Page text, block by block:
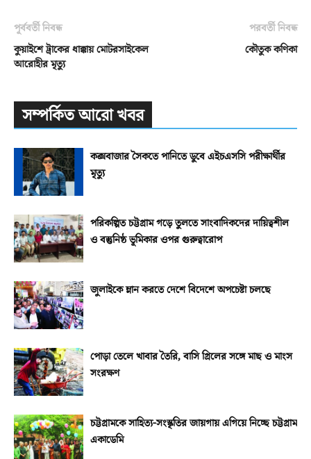
পূর্ববর্তী নিবন্ধ
কুয়াইশে ট্রাকের ধাক্কায় মোটরসাইকেল
আরোহীর মৃত্যু
পরবর্তী নিবন্ধ
কৌতুক কণিকা
সম্পর্কিত আরো খবর
কক্সবাজার সৈকতে পানিতে ডুবে এইচএসসি পরীক্ষার্থীর
মৃত্যু
পরিকল্পিত চট্টগ্রাম গড়ে তুলতে সাংবাদিকদের দায়িত্বশীল
ও বস্তুনিষ্ঠ ভূমিকার ওপর গুরুত্বারোপ
জুলাইকে ম্লান করতে দেশে বিদেশে অপচেষ্টা চলছে
পোড়া তেলে খাবার তৈরি, বাসি গ্রিলের সঙ্গে মাছ ও মাংস
সংরক্ষণ
চট্টগ্রামকে সাহিত্য-সংস্কৃতির জায়গায় এগিয়ে নিচ্ছে চট্টগ্রাম
একাডেমি